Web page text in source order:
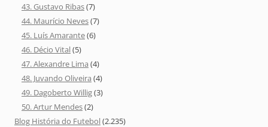
43. Gustavo Ribas(7)
44. Maurício Neves(7)
45. Luís Amarante(6)
46. Décio Vital(5)
47. Alexandre Lima (4)
48. Juvando Oliveira (4)
49. Dagoberto Willig(3)
50. Artur Mendes(2)
Blog História do Futebol(2.235)